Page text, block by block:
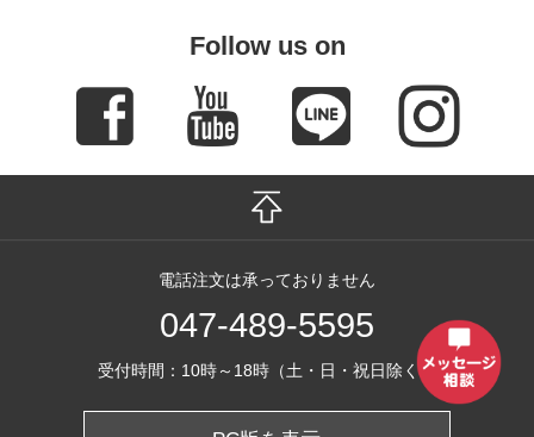
Follow us on
電話注文は承っておりません
047-489-5595
受付時間：10時～18時（土・日・祝日除く）